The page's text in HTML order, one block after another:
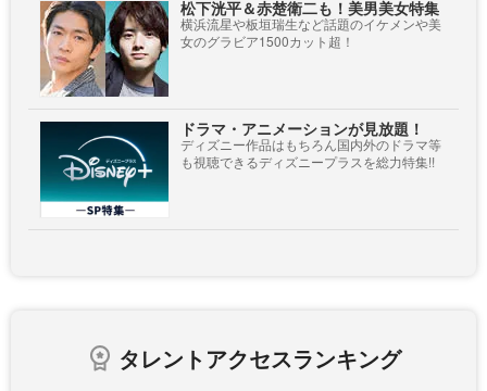
松下洸平＆赤楚衛二も！美男美女特集
横浜流星や板垣瑞生など話題のイケメンや美
女のグラビア1500カット超！
ドラマ・アニメーションが見放題！
ディズニー作品はもちろん国内外のドラマ等
も視聴できるディズニープラスを総力特集!!
タレントアクセスランキング